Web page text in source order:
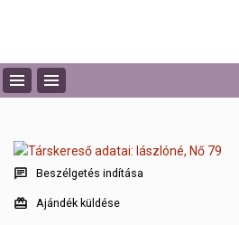
Beszélgetés indítása
Ajándék küldése